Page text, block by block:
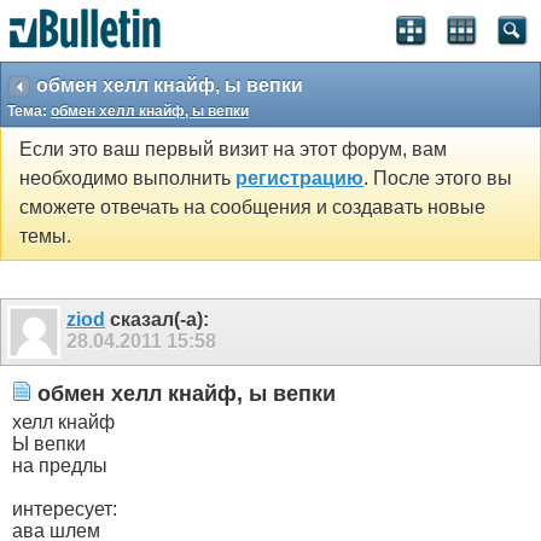
обмен хелл кнайф, ы вепки
Тема: обмен хелл кнайф, ы вепки
Если это ваш первый визит на этот форум, вам
необходимо выполнить регистрацию. После этого вы
сможете отвечать на сообщения и создавать новые
темы.
ziod сказал(-а):
28.04.2011 15:58
обмен хелл кнайф, ы вепки
хелл кнайф
Ы вепки
на предлы
интересует:
ава шлем